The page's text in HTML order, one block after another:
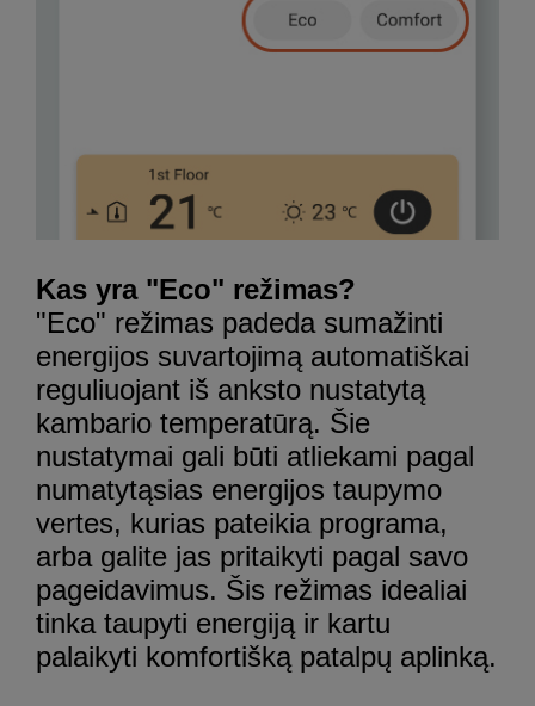
Kas yra "Eco" režimas?
"Eco" režimas padeda sumažinti
energijos suvartojimą automatiškai
reguliuojant iš anksto nustatytą
kambario temperatūrą. Šie
nustatymai gali būti atliekami pagal
numatytąsias energijos taupymo
vertes, kurias pateikia programa,
arba galite jas pritaikyti pagal savo
pageidavimus. Šis režimas idealiai
tinka taupyti energiją ir kartu
palaikyti komfortišką patalpų aplinką.